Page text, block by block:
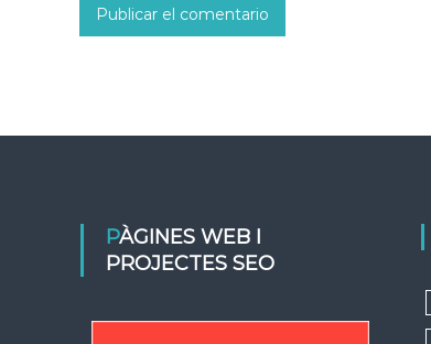
PÀGINES WEB I
PROJECTES SEO